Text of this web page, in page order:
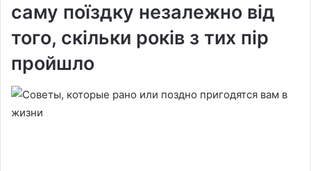
саму поїздку незалежно від
того, скільки років з тих пір
пройшло